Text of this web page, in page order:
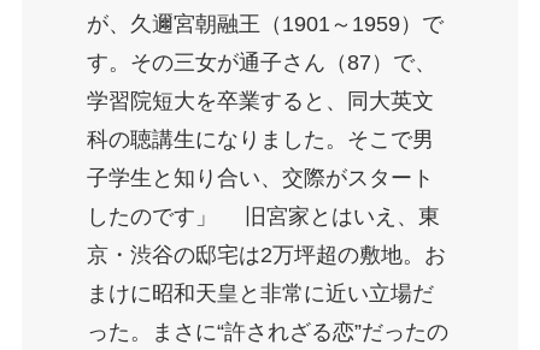
が、久邇宮朝融王（1901～1959）で
す。その三女が通子さん（87）で、
学習院短大を卒業すると、同大英文
科の聴講生になりました。そこで男
子学生と知り合い、交際がスタート
したのです」 旧宮家とはいえ、東
京・渋谷の邸宅は2万坪超の敷地。お
まけに昭和天皇と非常に近い立場だ
った。まさに“許されざる恋”だったの